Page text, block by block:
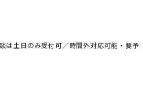
は土日のみ受付可／時間外対応可能・要予